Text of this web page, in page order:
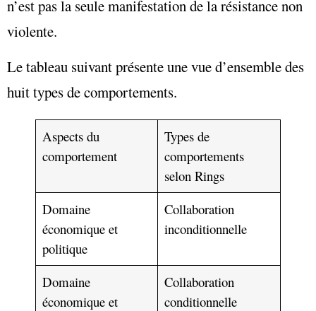
n’est pas la seule manifestation de la résistance non
violente.
Le tableau suivant présente une vue d’ensemble des
huit types de comportements.
Aspects du
comportement
Types de
comportements
selon Rings
Domaine
économique et
politique
Collaboration
inconditionnelle
Domaine
économique et
Collaboration
conditionnelle